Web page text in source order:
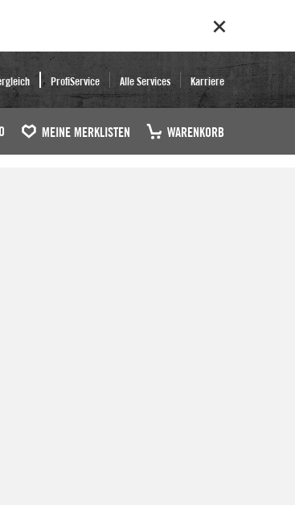
ProfiService Alle Services Karriere
MEINE MERKLISTEN WARENKORB